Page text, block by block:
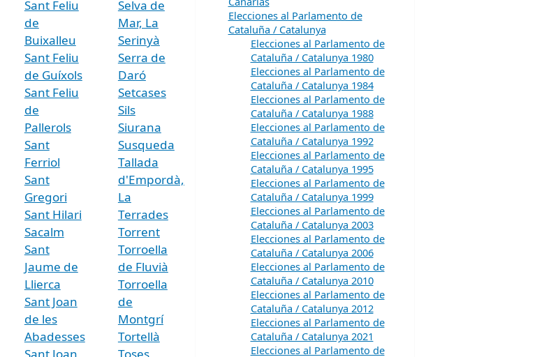
Sant Feliu
de
Buixalleu
Sant Feliu
de Guíxols
Sant Feliu
de
Pallerols
Sant
Ferriol
Sant
Gregori
Sant Hilari
Sacalm
Sant
Jaume de
Llierca
Sant Joan
de les
Abadesses
Sant Joan
Selva de
Mar, La
Serinyà
Serra de
Daró
Setcases
Sils
Siurana
Susqueda
Tallada
d'Empordà,
La
Terrades
Torrent
Torroella
de Fluvià
Torroella
de
Montgrí
Tortellà
Toses
Elecciones al Parlamento de
Cataluña / Catalunya
Elecciones al Parlamento de
Cataluña / Catalunya 1980
Elecciones al Parlamento de
Cataluña / Catalunya 1984
Elecciones al Parlamento de
Cataluña / Catalunya 1988
Elecciones al Parlamento de
Cataluña / Catalunya 1992
Elecciones al Parlamento de
Cataluña / Catalunya 1995
Elecciones al Parlamento de
Cataluña / Catalunya 1999
Elecciones al Parlamento de
Cataluña / Catalunya 2003
Elecciones al Parlamento de
Cataluña / Catalunya 2006
Elecciones al Parlamento de
Cataluña / Catalunya 2010
Elecciones al Parlamento de
Cataluña / Catalunya 2012
Elecciones al Parlamento de
Cataluña / Catalunya 2021
Elecciones al Parlamento de